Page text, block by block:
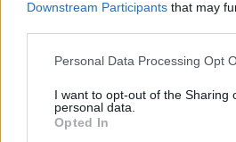
Downstream Participants that may
Please note that this website/app
not limited to your visit or usage
grant or deny consent to Google
use your data for below specified
Personal Data Processing Opt
I want to opt-out of the Sharing
personal data.
Opted In
Η ΣΤΗΛΗ ΜΑΣ